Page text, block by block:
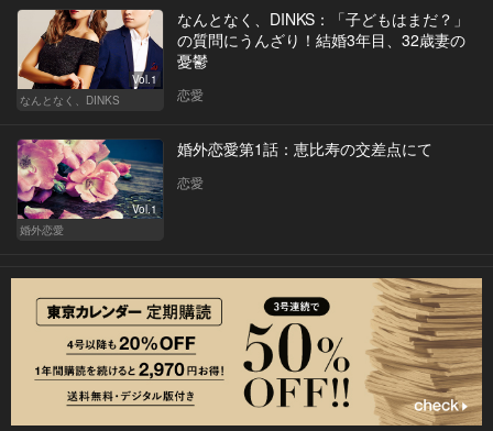
Vol.1
なんとなく、DINKS
なんとなく、DINKS：「子どもはまだ？」
の質問にうんざり！結婚3年目、32歳妻の
憂鬱
恋愛
Vol.1
婚外恋愛
婚外恋愛第1話：恵比寿の交差点にて
恋愛